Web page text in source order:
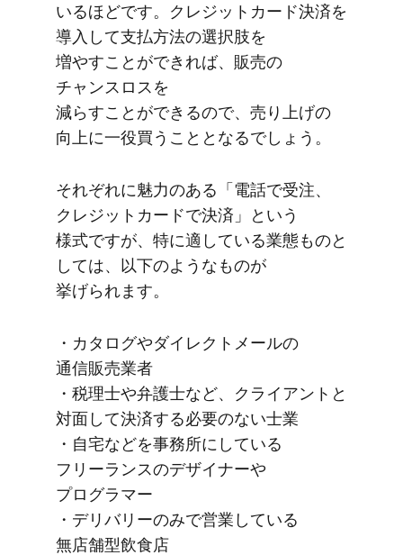
いる​ほどです。​クレジットカード決済を​
導入して​支払方​法の​選択肢を​
増やすことができれば、​販売の​
チャンスロスを​
減らすことができるので、​売り上げの​
向上に​一役​買う​こととなるでしょう。
それぞれに​魅力の​ある​「電話で​受注、​
クレジットカードで​決済」と​いう​
様式ですが、​特に​適している​業態ものと​
しては、​以下のような​ものが​
挙げられます。
・カタログや​ダイレクトメールの​
通信販売業者
・税理士や​弁護士など、​クライアントと​
対面して​決済する​必要の​ない​士業
・​自宅などを​事務所に​している​
フリーランスの​デザイナーや​
プログラマー
・デリバリーのみで​営業している​
無店舗型飲食店